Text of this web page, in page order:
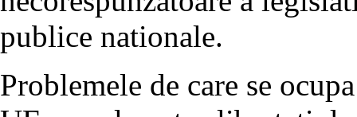
publice nationale.
Problemele de care se